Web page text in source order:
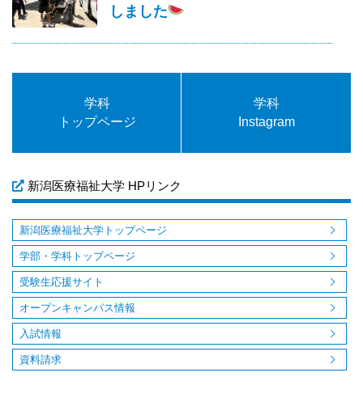
しました
学科
トップページ
学科
Instagram
新潟医療福祉大学 HPリンク
新潟医療福祉大学トップページ
学部・学科トップページ
受験生応援サイト
オープンキャンパス情報
入試情報
資料請求